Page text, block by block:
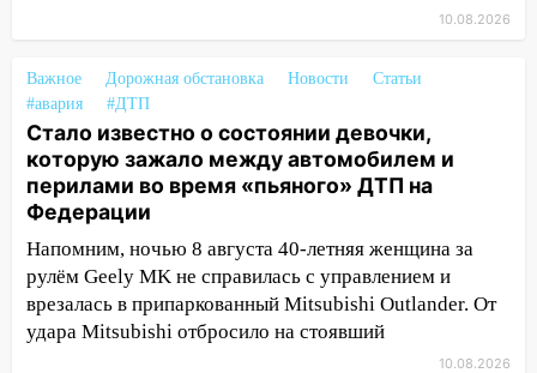
автомобилем и перилами во время
«пьяного» ДТП на Федерации
11:29 Сергей Клопков назначен
начальником управления
административно-технического
контроля администрации Ульяновска
11:12 В Ульяновской области в огне
погиб один человек
11:05 12 человек погибли и 39 получили
ранения после атаки беспилотников на
10.08.2026
Важное Дорожная обстановка Новости
Статьи
#авария
#ДТП
Стало известно о состоянии девочки,
которую зажало между автомобилем и
перилами во время «пьяного» ДТП на
Федерации
Напомним, ночью 8 августа 40-летняя женщина за
рулём Geely MK не справилась с управлением и
врезалась в припаркованный Mitsubishi Outlander. От
удара Mitsubishi отбросило на стоявший
10.08.2026